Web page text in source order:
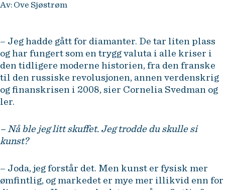
Av: Ove Sjøstrøm
– Jeg hadde gått for diamanter. De tar liten plass
og har fungert som en trygg valuta i alle kriser i
den tidligere moderne historien, fra den franske
til den russiske revolusjonen, annen verdenskrig
og finanskrisen i 2008, sier Cornelia Svedman og
ler.
– Nå ble jeg litt skuffet. Jeg trodde du skulle si
kunst?
– Joda, jeg forstår det. Men kunst er fysisk mer
ømfintlig, og markedet er mye mer illikvid enn for